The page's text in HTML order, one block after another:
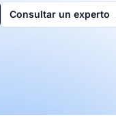
Consultar un experto